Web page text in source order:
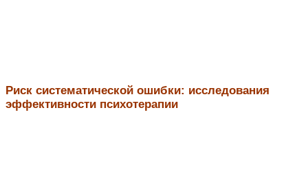
Риск систематической ошибки: исследования
эффективности психотерапии